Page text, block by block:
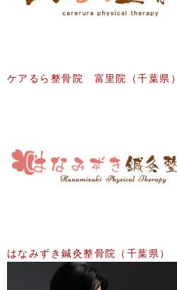
ケアるら整骨院 富里院（千葉県）
はなみずき鍼灸整骨院（千葉県）